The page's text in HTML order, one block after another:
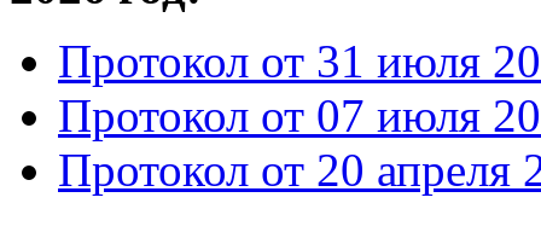
Протокол от 31 июля
Протокол от 07 июля
Протокол от 20 апреля